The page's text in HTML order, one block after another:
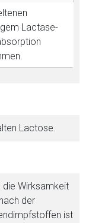
Lactase-
Lactose.
die Wirksamkeit
der
ist